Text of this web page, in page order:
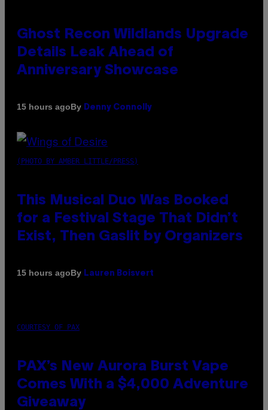
Ghost Recon Wildlands Upgrade
Details Leak Ahead of
Anniversary Showcase
15 hours agoBy Denny Connolly
(PHOTO BY AMBER LITTLE/PRESS)
This Musical Duo Was Booked
for a Festival Stage That Didn’t
Exist, Then Gaslit by Organizers
15 hours agoBy Lauren Boisvert
COURTESY OF PAX
PAX’s New Aurora Burst Vape
Comes With a $4,000 Adventure
Giveaway